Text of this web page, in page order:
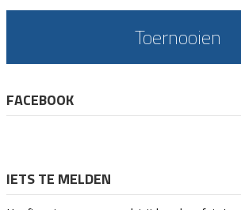
Toernooien
FACEBOOK
IETS TE MELDEN